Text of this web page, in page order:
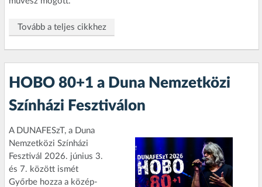
Tovább a teljes cikkhez
HOBO 80+1 a Duna Nemzetközi
Színházi Fesztiválon
A DUNAFESzT, a Duna
Nemzetközi Színházi
Fesztivál 2026. június 3.
és 7. között ismét
Győrbe hozza a közép-